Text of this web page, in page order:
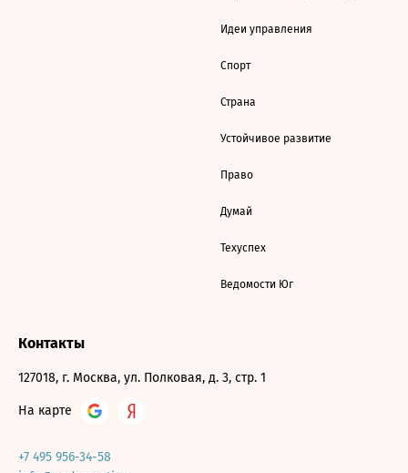
Идеи управления
Спорт
Страна
Устойчивое развитие
Право
Думай
Техуспех
Ведомости Юг
Контакты
127018, г. Москва, ул. Полковая, д. 3, стр. 1
На карте
+7 495 956-34-58